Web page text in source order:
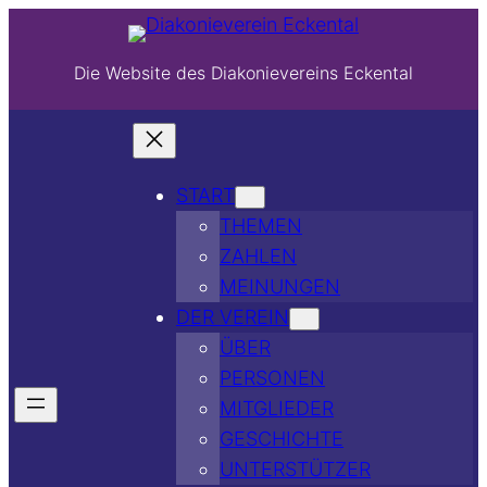
Die Website des Diakonievereins Eckental
START
THEMEN
ZAHLEN
MEINUNGEN
DER VEREIN
ÜBER
PERSONEN
MITGLIEDER
GESCHICHTE
UNTERSTÜTZER